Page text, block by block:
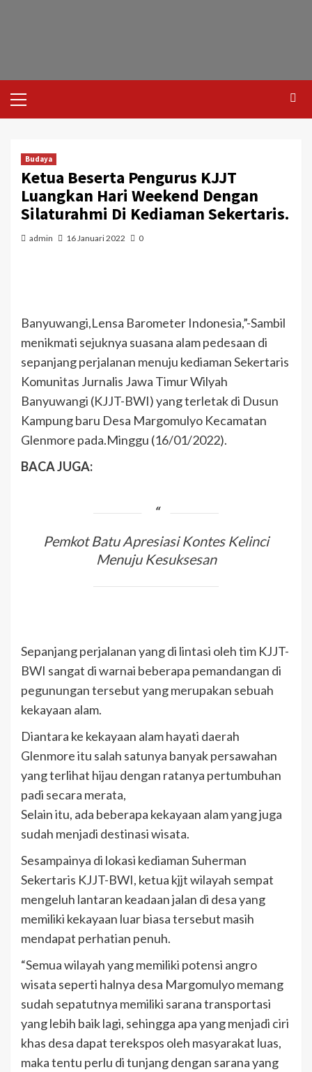
Budaya
Ketua Beserta Pengurus KJJT
Luangkan Hari Weekend Dengan
Silaturahmi Di Kediaman Sekertaris.
admin 16 Januari 2022 0
Banyuwangi,Lensa Barometer Indonesia,”-Sambil
menikmati sejuknya suasana alam pedesaan di
sepanjang perjalanan menuju kediaman Sekertaris
Komunitas Jurnalis Jawa Timur Wilyah
Banyuwangi (KJJT-BWI) yang terletak di Dusun
Kampung baru Desa Margomulyo Kecamatan
Glenmore pada.Minggu (16/01/2022).
BACA JUGA:
Pemkot Batu Apresiasi Kontes Kelinci
Menuju Kesuksesan
Sepanjang perjalanan yang di lintasi oleh tim KJJT-
BWI sangat di warnai beberapa pemandangan di
pegunungan tersebut yang merupakan sebuah
kekayaan alam.
Diantara ke kekayaan alam hayati daerah
Glenmore itu salah satunya banyak persawahan
yang terlihat hijau dengan ratanya pertumbuhan
padi secara merata,
Selain itu, ada beberapa kekayaan alam yang juga
sudah menjadi destinasi wisata.
Sesampainya di lokasi kediaman Suherman
Sekertaris KJJT-BWI, ketua kjjt wilayah sempat
mengeluh lantaran keadaan jalan di desa yang
memiliki kekayaan luar biasa tersebut masih
mendapat perhatian penuh.
“Semua wilayah yang memiliki potensi angro
wisata seperti halnya desa Margomulyo memang
sudah sepatutnya memiliki sarana transportasi
yang lebih baik lagi, sehingga apa yang menjadi ciri
khas desa dapat terekspos oleh masyarakat luas,
maka tentu perlu di tunjang dengan sarana yang